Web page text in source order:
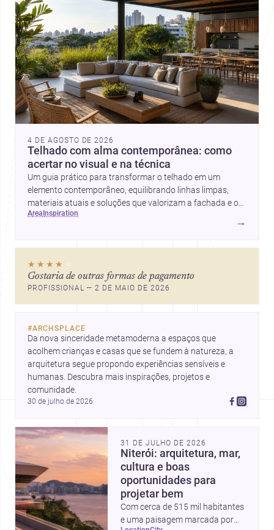
4 DE AGOSTO DE 2026
Telhado com alma contemporânea: como
acertar no visual e na técnica
Um guia prático para transformar o telhado em um
elemento contemporâneo, equilibrando linhas limpas,
materiais atuais e soluções que valorizam a fachada e o
conforto da casa.
area inspiration
→
★★★★ ★
Gostaria de outras formas de pagamento
PROFISSIONAL — 2 DE MAIO DE 2026
#ARCHSPLACE
Da nova sinceridade metamoderna a espaços que
acolhem crianças e casas que se fundem à natureza, a
arquitetura segue propondo experiências sensíveis e
humanas. Descubra mais inspirações, projetos e
comunidade.
30 de julho de 2026
31 DE JULHO DE 2026
Niterói: arquitetura, mar,
cultura e boas
oportunidades para
projetar bem
Com cerca de 515 mil habitantes
e uma paisagem marcada por